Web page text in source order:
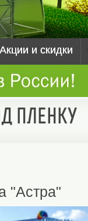
Акции и скидки
пленку
"Астра"